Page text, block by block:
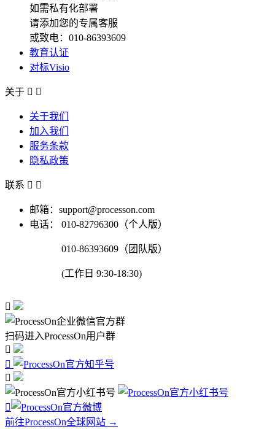
如需私有化部署
请添加您的专属客服
或致电：010-86393609
教育认证
对标Visio
关于  
关于我们
加入我们
服务条款
隐私政策
联系  
邮箱：support@processon.com
电话：
010-82796300（个人版）
010-86393609（团队版）
(工作日 9:30-18:30)

扫码进入ProcessOn用户群




前往ProcessOn全球网站 →